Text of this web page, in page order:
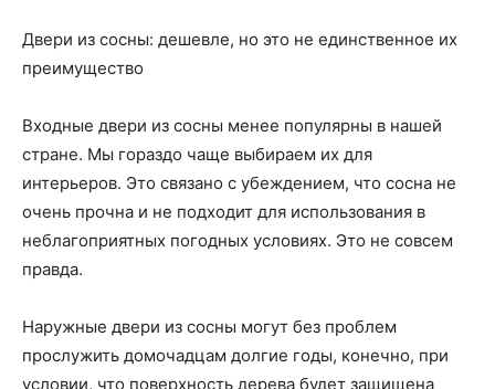
Двери из сосны: дешевле, но это не единственное их
преимущество
Входные двери из сосны менее популярны в нашей
стране. Мы гораздо чаще выбираем их для
интерьеров. Это связано с убеждением, что сосна не
очень прочна и не подходит для использования в
неблагоприятных погодных условиях. Это не совсем
правда.
Наружные двери из сосны могут без проблем
прослужить домочадцам долгие годы, конечно, при
условии, что поверхность дерева будет защищена